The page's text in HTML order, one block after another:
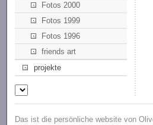
Fotos 2000
Fotos 1999
Fotos 1996
friends art
projekte
Das ist die persönliche website von